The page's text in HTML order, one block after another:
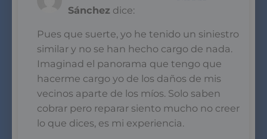
Sánchez dice:
Pues que suerte, yo he tenido un siniestro
similar y no se han hecho cargo de nada.
Imaginad el panorama que tengo que
hacerme cargo yo de los daños de mis
vecinos aparte de los míos. Solo saben
cobrar pero reparar siento mucho no creer
lo que dices, es mi experiencia.